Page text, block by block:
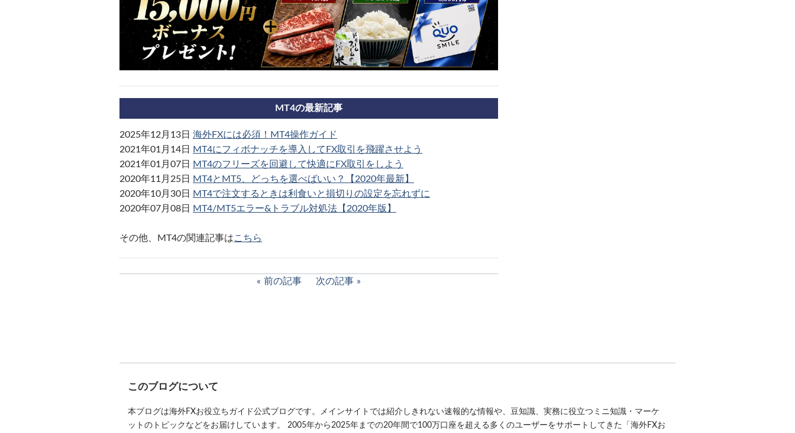
MT4の最新記事
2025年12月13日 海外FXには必須！MT4操作ガイド
2021年01月14日
MT4にフィボナッチを導入してFX取引を飛躍させよう
2021年01月07日
MT4のフリーズを回避して快適にFX取引をしよう
2020年11月25日
MT4とMT5、どっちを選べばいい？【2020年最新】
2020年10月30日
MT4で注文するときは利食いと損切りの設定を忘れずに
2020年07月08日
MT4/MT5エラー&トラブル対処法【2020年版】
その他、MT4の関連記事はこちら
前の記事 次の記事
このブログについて
本ブログは海外FXお役立ちガイド公式ブログです。メインサイトでは紹介しきれない速報的な情報や、豆知識、実務に役立つミニ知識・マーケ
ットのトピックなどをお届けしています。 2005年から2025年までの20年間で100万口座を超える多くのユーザーをサポートしてきた「海外FXお